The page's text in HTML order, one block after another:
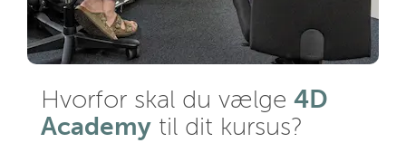
Hvorfor skal du vælge 4D
Academy til dit kursus?